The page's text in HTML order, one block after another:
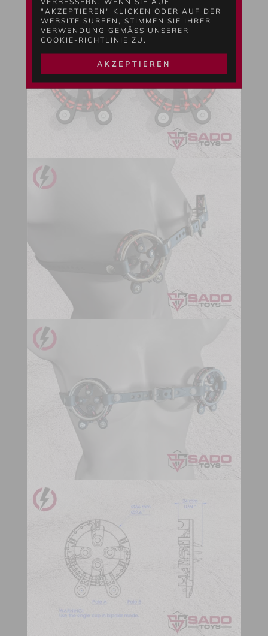
"AKZEPTIEREN" KLICKEN ODER AUF DER
WEBSITE SURFEN, STIMMEN SIE IHRER
VERWENDUNG GEMÄSS UNSERER C
OOKIE-RICHTLINIE ZU.
AKZEPTIEREN